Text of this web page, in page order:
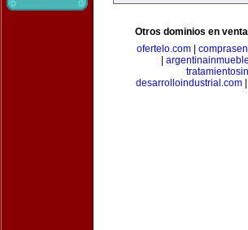
Otros dominios en
ofertelo.com|
desarrolloindustrial.com|